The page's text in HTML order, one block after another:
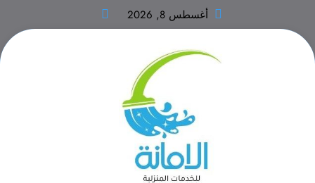
المحتوى
أغسطس 8, 2026